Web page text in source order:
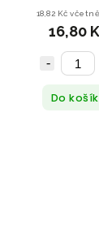
18,82 Kč
16,80
Do